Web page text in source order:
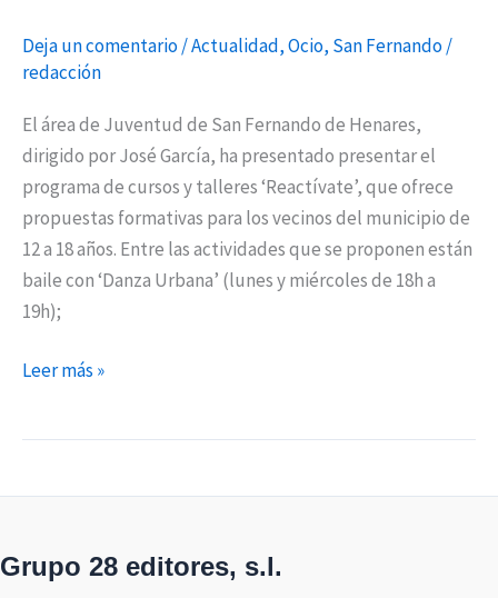
Deja un comentario/Actualidad,Ocio, San Fernando/
redacción
El área de Juventud de San Fernando de Henares,
dirigido por José García, ha presentado presentar el
programa de cursos y talleres ‘Reactívate’, que ofrece
propuestas formativas para los vecinos del municipio de
12 a 18 años. Entre las actividades que se proponen están
baile con ‘Danza Urbana’ (lunes y miércoles de 18h a
19h);
Leer más »
Grupo 28 editores, s.l.